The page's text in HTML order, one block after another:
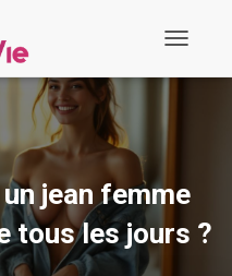
e
m
jean femme
tous les jours ?